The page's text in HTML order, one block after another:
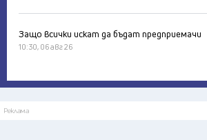
Защо всички искат да бъдат предприемачи
10:30, 06 авг 26
Реклама